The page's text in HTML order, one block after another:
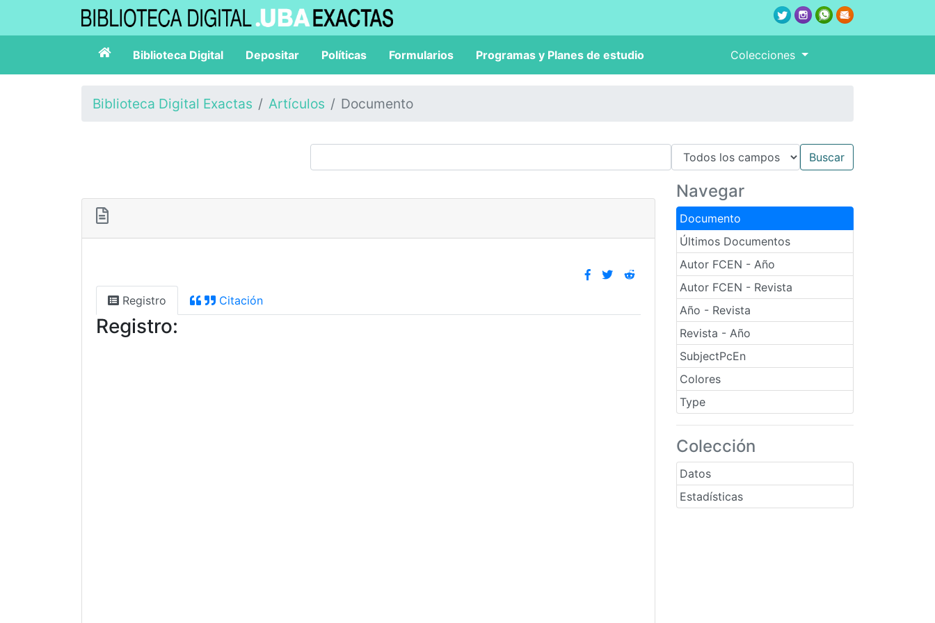
Biblioteca Digital Depositar Políticas Formularios Programas y Planes de estudio Colecciones
Biblioteca Digital Exactas Artículos Documento
Navegar
Documento
Últimos Documentos
Autor FCEN - Año
Autor FCEN - Revista
Año - Revista
Revista - Año
SubjectPcEn
Colores
Type
Colección
Datos
Estadísticas
Registro Citación
Registro: